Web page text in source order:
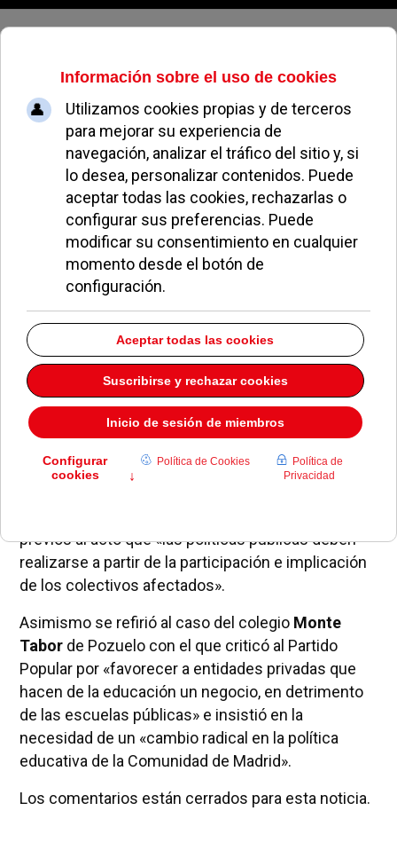
Lunes, 10 de agosto de 2026
El PSOE participa en un encuentro
en defensa de la educación
pública
JAVIER CHECA NOTICIAS DE POZUELO 15 MAYO 2006
La Portavoz Socialista, Eva Izquierdo, junto con
distintas asociaciones de padres y madres, ha
participado en un encuentro organizado por el
Partido Socialista de Madrid para debatir la
situación de la enseñanza en la Comunidad.
El encuentro se celebró en vísperas a la jornada de
educación pública de calidad que llevaron a cabo
previos al acto que «las políticas públicas deben
realizarse a partir de la participación e implicación
de los colectivos afectados».
Asimismo se refirió al caso del colegio Monte
Taborde Pozuelo con el que criticó al Partido
Popular por «favorecer a entidades privadas que
hacen de la educación un negocio, en detrimento
de las escuelas públicas» e insistió en la
necesidad de un «cambio radical en la política
educativa de la Comunidad de Madrid».
Los comentarios están cerrados para esta noticia.